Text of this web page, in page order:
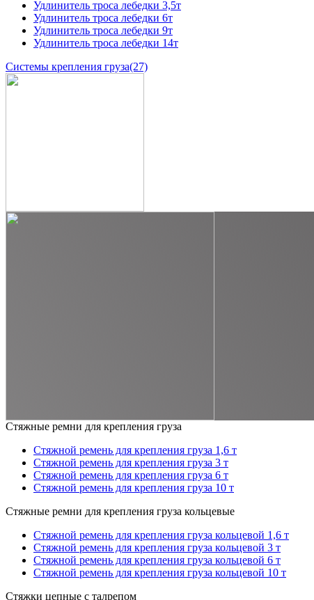
Удлинитель троса лебедки 3,5т
Удлинитель троса лебедки 6т
Удлинитель троса лебедки 9т
Удлинитель троса лебедки 14т
Системы крепления груза(27)
Стяжные ремни для крепления груза
Стяжной ремень для крепления груза 1,6 т
Стяжной ремень для крепления груза 3 т
Стяжной ремень для крепления груза 6 т
Стяжной ремень для крепления груза 10 т
Стяжные ремни для крепления груза кольцевые
Стяжной ремень для крепления груза кольцевой 1,6 т
Стяжной ремень для крепления груза кольцевой 3 т
Стяжной ремень для крепления груза кольцевой 6 т
Стяжной ремень для крепления груза кольцевой 10 т
Стяжки цепные с талрепом